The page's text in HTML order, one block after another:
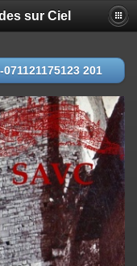
sur Ciel
071121175123 201